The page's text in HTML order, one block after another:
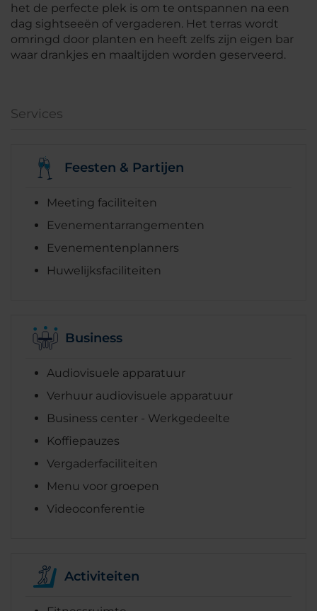
het de perfecte plek is om te ontspannen na een
dag sightseeën of vergaderen. Het terras wordt
omringd door planten en heeft zelfs zijn eigen bar
waar drankjes en maaltijden worden geserveerd.
Services
Feesten & Partijen
Meeting faciliteiten
Evenementarrangementen
Evenementenplanners
Huwelijksfaciliteiten
Business
Audiovisuele apparatuur
Verhuur audiovisuele apparatuur
Business center - Werkgedeelte
Koffiepauzes
Vergaderfaciliteiten
Menu voor groepen
Videoconferentie
Activiteiten